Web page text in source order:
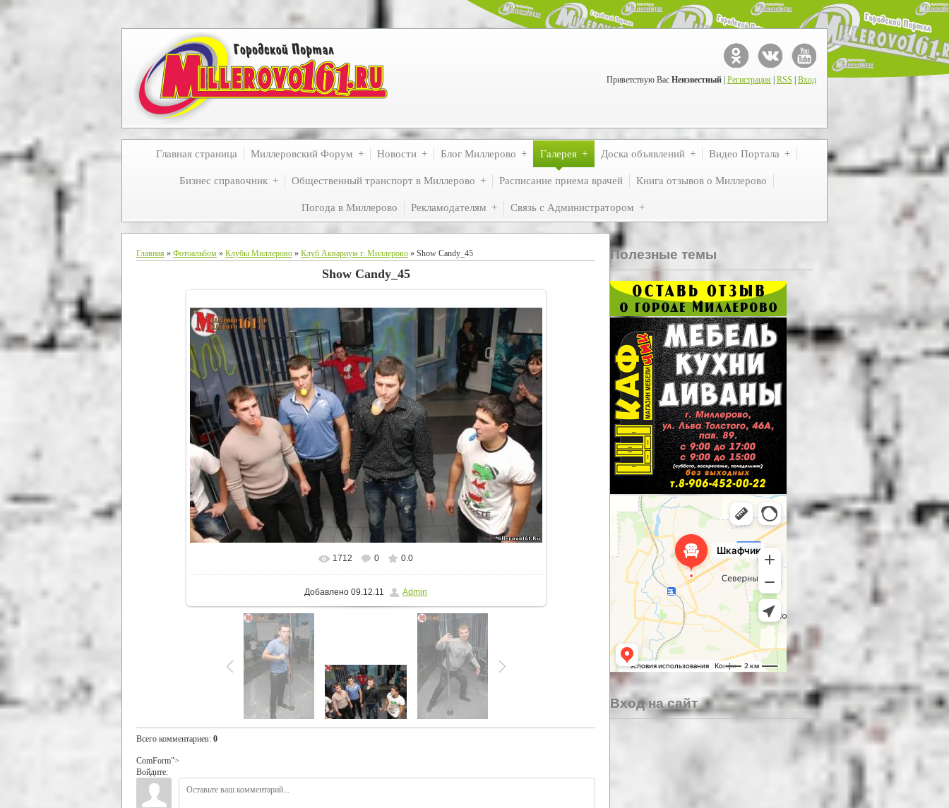
Приветствую Вас Неизвестный Регистрация RSS Вход
Главная страница Миллеровский Форум Новости Блог Миллерово Галерея Доска объявлений Видео Портала
Бизнес справочник Общественный транспорт в Миллерово Расписание приема врачей Книга отзывов о Миллерово
Погода в Миллерово Рекламодателям Связь с Администратором
Главная » Фотоальбом » Клубы Миллерово » Клуб Аквариум г. Миллерово » Show Candy_45
Show Candy_45
В реальном размере 807x539
1712 0 0.0
Добавлено 09.12.11 Admin
Всего комментариев: 0
ComForm">
Войдите:
Полезные темы
Вход на сайт